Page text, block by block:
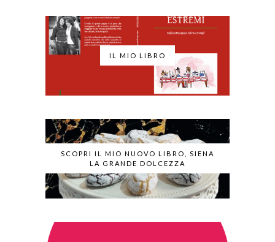
IL MIO LIBRO
SCOPRI IL MIO NUOVO LIBRO, SIENA
LA GRANDE DOLCEZZA